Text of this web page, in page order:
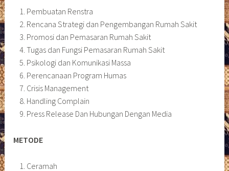
Pembuatan Renstra
Rencana Strategi dan Pengembangan Rumah Sakit
Promosi dan Pemasaran Rumah Sakit
Tugas dan Fungsi Pemasaran Rumah Sakit
Psikologi dan Komunikasi Massa
Perencanaan Program Humas
Crisis Management
Handling Complain
Press Release Dan Hubungan Dengan Media
METODE
Ceramah